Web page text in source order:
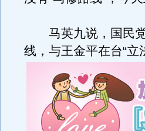
马英九说，国民党
线，与王金平在台“立